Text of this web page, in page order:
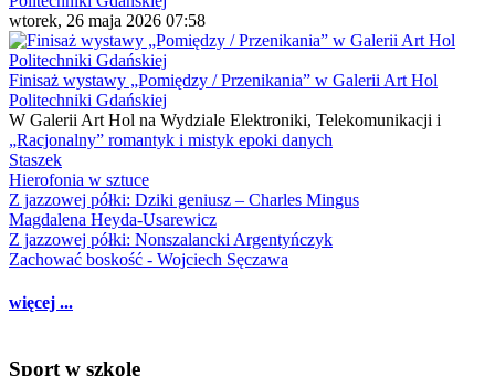
wtorek, 26 maja 2026 07:58
Finisaż wystawy „Pomiędzy / Przenikania” w Galerii Art Hol
Politechniki Gdańskiej
W Galerii Art Hol na Wydziale Elektroniki, Telekomunikacji i
„Racjonalny” romantyk i mistyk epoki danych
Staszek
Hierofonia w sztuce
Z jazzowej półki: Dziki geniusz – Charles Mingus
Magdalena Heyda-Usarewicz
Z jazzowej półki: Nonszalancki Argentyńczyk
Zachować boskość - Wojciech Sęczawa
więcej ...
Sport w szkole